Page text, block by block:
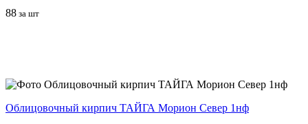
88 за шт
Облицовочный кирпич ТАЙГА Морион Север 1нф